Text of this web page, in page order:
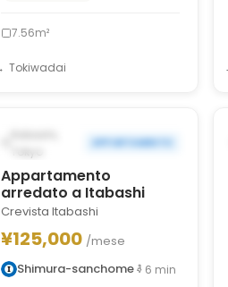
7.56m²
Tokiwadai
POSSIBILMENTE DAL NOV 15,
APPARTAMENTO
Appartamento
arredato a Itabashi
Crevista Itabashi
¥125,000 /mese
Shimura-sanchome
6 min